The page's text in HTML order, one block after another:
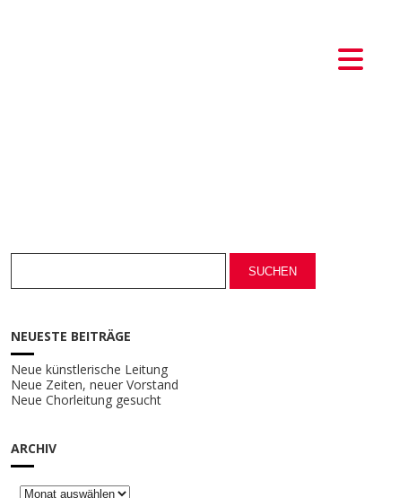
NEUESTE BEITRÄGE
Neue künstlerische Leitung
Neue Zeiten, neuer Vorstand
Neue Chorleitung gesucht
ARCHIV